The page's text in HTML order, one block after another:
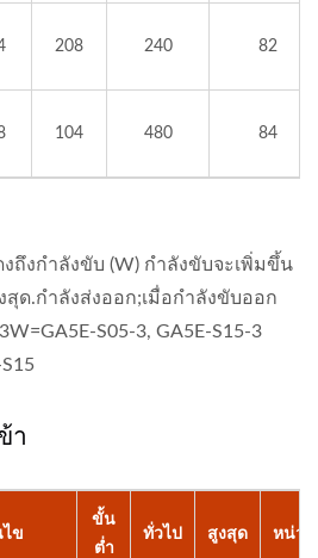
208 240 82
104 480 84
ถึงกำลังขับ (W) กำลังขับจะเพิ่มขึ้น
สุด.กำลังส่งออก;เมื่อกำลังขับออก
S05-3, GA5E-S15-3
า
ไข
ขั้น
ต่ำ
ทั่วไป สูงสุด หน่วย